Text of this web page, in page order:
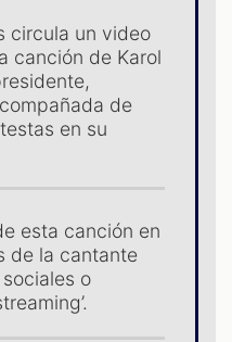
circula un video
canción de Karol
de
en su
esta canción en
de la cantante
o